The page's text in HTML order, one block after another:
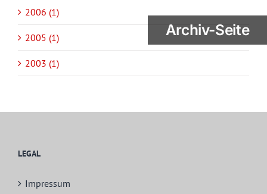
2006 (1)
2005 (1)
2003 (1)
LEGAL
Impressum
Archiv-Seite